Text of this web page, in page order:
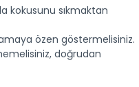
kokusunu sıkmaktan
özen göstermelisiniz.
doğrudan